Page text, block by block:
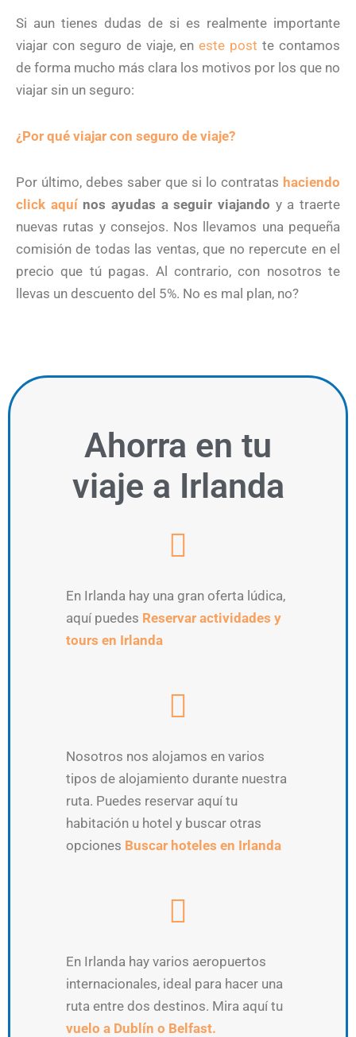
Si aun tienes dudas de si es realmente importante
viajar con seguro de viaje, eneste post te contamos
de forma mucho más clara los motivos por los que no
viajar sin un seguro:
¿Por qué viajar con seguro de viaje?
Por último, debes saber que si lo contratas haciendo
click aquí nos ayudas a seguir viajando y a traerte
nuevas rutas y consejos. Nos llevamos una pequeña
comisión de todas las ventas, que no repercute en el
precio que tú pagas. Al contrario, con nosotros te
llevas un descuento del 5%. No es mal plan, no?
Ahorra en tu
viaje a Irlanda
En Irlanda hay una gran oferta lúdica,
aquí puedes Reservar actividades y
tours en Irlanda
Nosotros nos alojamos en varios
tipos de alojamiento durante nuestra
ruta. Puedes reservar aquí tu
habitación u hotel y buscar otras
opciones Buscar hoteles en Irlanda
En Irlanda hay varios aeropuertos
internacionales, ideal para hacer una
ruta entre dos destinos. Mira aquí tu
vuelo a Dublín o Belfast.